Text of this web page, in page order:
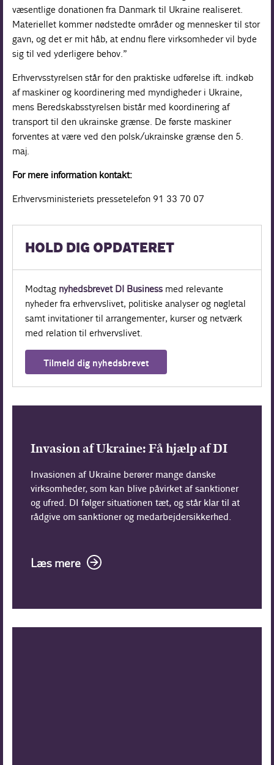
væsentlige donationen fra Danmark til Ukraine realiseret.
Materiellet kommer nødstedte områder og mennesker til stor
gavn, og det er mit håb, at endnu flere virksomheder vil byde
sig til ved yderligere behov.”
Erhvervsstyrelsen står for den praktiske udførelse ift. indkøb
af maskiner og koordinering med myndigheder i Ukraine,
mens Beredskabsstyrelsen bistår med koordinering af
transport til den ukrainske grænse. De første maskiner
forventes at være ved den polsk/ukrainske grænse den 5.
maj.
For mere information kontakt:
Erhvervsministeriets pressetelefon 91 33 70 07
HOLD DIG OPDATERET
Modtag nyhedsbrevet DI Business med relevante
nyheder fra erhvervslivet, politiske analyser og nøgletal
samt invitationer til arrangementer, kurser og netværk
med relation til erhvervslivet.
Tilmeld dig nyhedsbrevet
Invasion af Ukraine: Få hjælp af DI
Invasionen af Ukraine berører mange danske
virksomheder, som kan blive påvirket af sanktioner
og ufred. DI følger situationen tæt, og står klar til at
rådgive om sanktioner og medarbejdersikkerhed.
Læs mere